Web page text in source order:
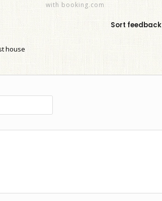
with booking.com
Sort feedback
house